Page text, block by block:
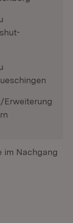
Erweiterung
im Nachgang